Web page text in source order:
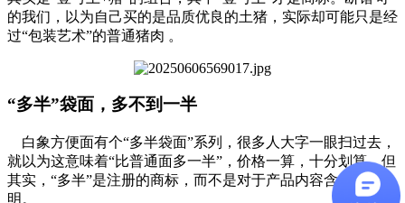
的我们，以为自己买的是品质优良的土猪，实际却可能只是经
过“包装艺术”的普通猪肉 。
“多半”袋面，多不到一半
白象方便面有个“多半袋面”系列，很多人大字一眼扫过去，
就以为这意味着“比普通面多一半”，价格一算，十分划算。但
其实，“多半”是注册的商标，而不是对于产品内容含量的证
明。